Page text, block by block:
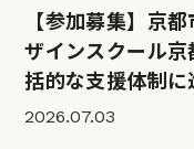
【参加募集】京
ザインスクール
括的な支援体制に
2026.07.03